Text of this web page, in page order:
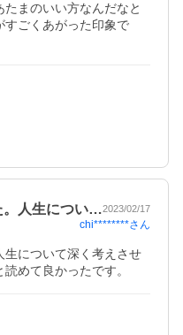
まのいい方なんだなと
すごくあがった印象で
。人生につい…2023/02/17
chi********さん
について深く考えさせ
めて良かったです。